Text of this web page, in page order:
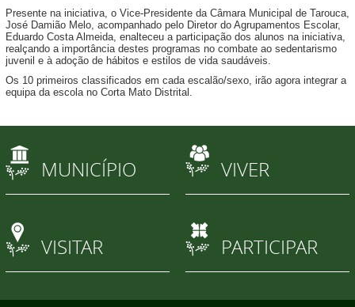
Presente na iniciativa, o Vice-Presidente da Câmara Municipal de Tarouca,
José Damião Melo, acompanhado pelo Diretor do Agrupamentos Escolar,
Eduardo Costa Almeida, enalteceu a participação dos alunos na iniciativa,
realçando a importância destes programas no combate ao sedentarismo
juvenil e à adoção de hábitos e estilos de vida saudáveis.
Os 10 primeiros classificados em cada escalão/sexo, irão agora integrar a
equipa da escola no Corta Mato Distrital.
MUNICÍPIO VIVER
VISITAR PARTICIPAR